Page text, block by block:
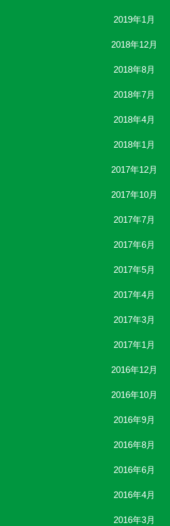
2019年1月
2018年12月
2018年8月
2018年7月
2018年4月
2018年1月
2017年12月
2017年10月
2017年7月
2017年6月
2017年5月
2017年4月
2017年3月
2017年1月
2016年12月
2016年10月
2016年9月
2016年8月
2016年6月
2016年4月
2016年3月